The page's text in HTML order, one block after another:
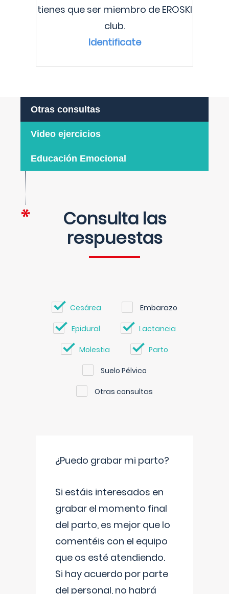
tienes que ser miembro de EROSKI
club.
Identificate
Otras consultas
Video ejercicios
Educación Emocional
Consulta las
respuestas
Cesárea Embarazo
Epidural Lactancia
Molestia Parto
Suelo Pélvico
Otras consultas
¿Puedo grabar mi parto?
Si estáis interesados en
grabar el momento final
del parto, es mejor que lo
comentéis con el equipo
que os esté atendiendo.
Si hay acuerdo por parte
del personal, no habrá